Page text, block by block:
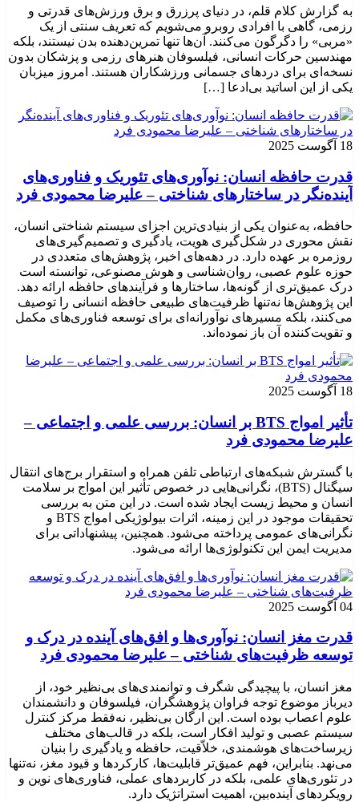
به گزارش کلام قلم، در دنیای پرزرق و برق ورزش‌های قدرتی و
رزمی، گاهی با افرادی روبرو می‌شویم که تعریف سنتی از یک
«مربی» را دگرگون می‌کنند. آن‌ها تنها تمرین‌دهنده بدن نیستند، بلکه
مهندسین حرکات انسانی، فیلسوفان هنرهای رزمی و پزشکان بدون
نسخه‌ای برای دردهای جسمانی ورزشکاران هستند. امروز میزبان
یکی از این اساتید بی‌ادعا […]
18 آگوست 2025
قدرت حافظه انسان: نوآوری‌های تئوریک و فناوری‌های
آینده‌نگر در ساختارهای شناختی – علیرضا محمودی فرد
حافظه، به‌عنوان یکی از بنیادی‌ترین اجزای سیستم شناختی انسان،
نقش محوری در شکل‌گیری هویت، یادگیری و تصمیم‌گیری‌های
روزمره بر عهده دارد. در دهه‌های اخیر، پژوهش‌های متعددی در
حوزه علوم عصبی، روان‌شناسی و هوش مصنوعی، توانسته‌ است
درک عمیق‌تری از گونه‌ها، ساختارها و فرآیندهای حافظه ارائه دهد.
این پژوهش‌ها نه‌تنها ظرفیت‌های طبیعی حافظه انسانی را توصیف
می‌کنند، بلکه مسیرهای نوآورانه‌ای برای توسعه فناوری‌های مکمل
و تقویت‌کننده آن باز نموده‌اند.
18 آگوست 2025
تأثیر امواج BTS بر انسان: بررسی علمی و اجتماعی –
علیرضا محمودی فرد
با گسترش شبکه‌های ارتباطی تلفن همراه و استقرار برج‌های انتقال
سیگنال (BTS)، نگرانی‌هایی در خصوص تأثیر این امواج بر سلامت
انسان و محیط زیست ایجاد شده است. در این متن به بررسی
تحقیقات موجود در این زمینه، اثرات بیولوژیکی امواج BTS و
نگرانی‌های عمومی پرداخته می‌شود. همچنین، پیشنهاداتی برای
مدیریت ایمن این تکنولوژی‌ها ارائه می‌شود.
04 آگوست 2025
قدرت مغز انسان: نوآوری‌ها و افق‌های آینده در درک و
توسعه ظرفیت‌های شناختی – علیرضا محمودی فرد
مغز انسان، با پیچیدگی شگرف و توانمندی‌های بی‌نظیر خود، از
دیرباز موضوع توجه فراوان پژوهشگران، فیلسوفان و دانشمندان
علوم اعصاب بوده است. این ارگان بی‌نظیر، نه‌فقط مرکز کنترل
سیستم عصبی و تولید افکار است، بلکه در قالب‌های مختلف
زیرساخت‌های هوشمندی، خلاّقیت، حافظه و یادگیری را بنیان
می‌نهد. بنابراین، فهم عمیق‌تر قابلیت‌ها، کارکردها و قیود مغز، نه‌تنها
در تئوری‌های علمی، بلکه در کاربردهای عملی، فناوری‌های نوین و
رویکردهای آینده‌بین، اهمیت استراتژیک دارد.